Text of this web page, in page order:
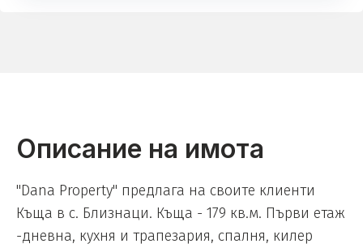
Описание на имота
"Dana Property" предлага на своите клиенти
Къща в с. Близнаци. Къща - 179 кв.м. Първи етаж
-дневна, кухня и трапезария, спалня, килер